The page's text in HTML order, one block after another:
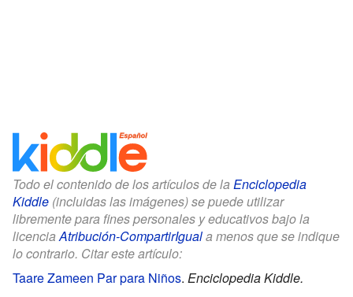
Todo el contenido de los artículos de la Enciclopedia
Kiddle (incluidas las imágenes) se puede utilizar
libremente para fines personales y educativos bajo la
licencia Atribución-CompartirIguala menos que se indique
lo contrario. Citar este artículo:
Taare Zameen Par para Niños. Enciclopedia Kiddle.